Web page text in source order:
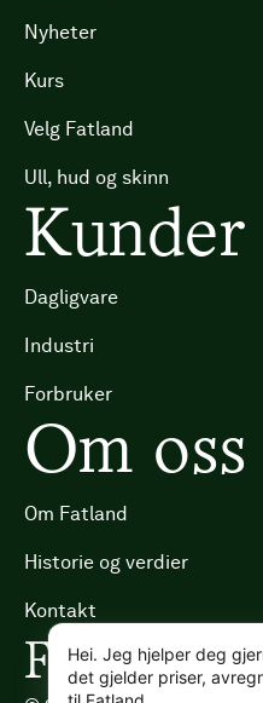
Nyheter
Kurs
Velg Fatland
Ull, hud og skinn
Kunder
Dagligvare
Industri
Forbruker
Om oss
Om Fatland
Historie og verdier
Kontakt
Fra beite
Hei. Jeg hjelper deg
det gjelder priser,